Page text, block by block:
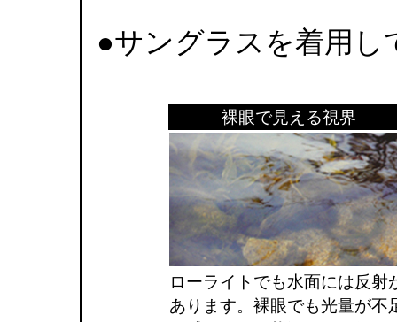
●サングラスを着用
裸眼で見える視界
ローライトでも水面には反射
あります。裸眼でも光量が不